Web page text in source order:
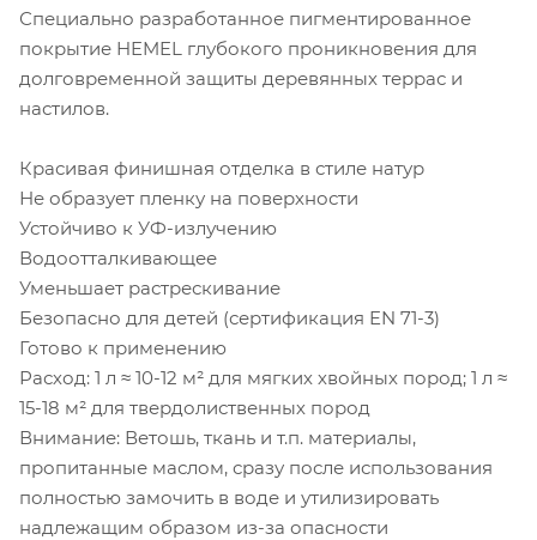
Специально разработанное пигментированное
покрытие HEMEL глубокого проникновения для
долговременной защиты деревянных террас и
настилов.
Красивая финишная отделка в стиле натур
Не образует пленку на поверхности
Устойчиво к УФ-излучению
Водоотталкивающее
Уменьшает растрескивание
Безопасно для детей (сертификация EN 71-3)
Готово к применению
Расход: 1 л ≈ 10-12 м² для мягких хвойных пород; 1 л ≈
15-18 м² для твердолиственных пород
Внимание: Ветошь, ткань и т.п. материалы,
пропитанные маслом, сразу после использования
полностью замочить в воде и утилизировать
надлежащим образом из-за опасности